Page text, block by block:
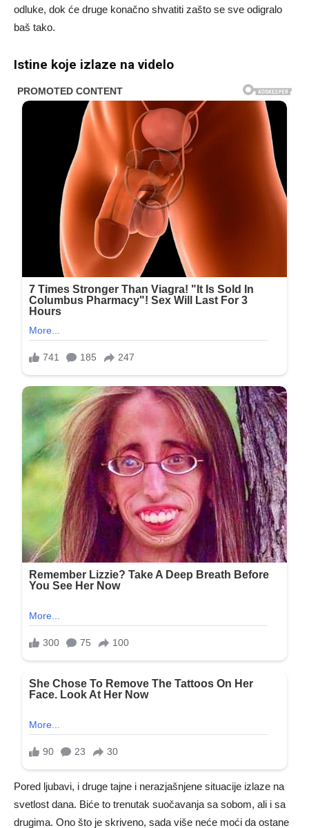
odluke, dok će druge konačno shvatiti zašto se sve odigralo
baš tako.
Istine koje izlaze na videlo
Pored ljubavi, i druge tajne i nerazjašnjene situacije izlaze na
svetlost dana. Biće to trenutak suočavanja sa sobom, ali i sa
drugima. Ono što je skriveno, sada više neće moći da ostane